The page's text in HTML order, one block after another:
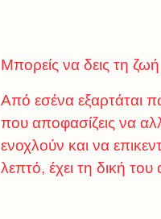
Μπορείς να δεις τη
Από εσένα εξαρτάται
που αποφασίζεις να
ενοχλούν και να
λεπτό, έχει τη δική